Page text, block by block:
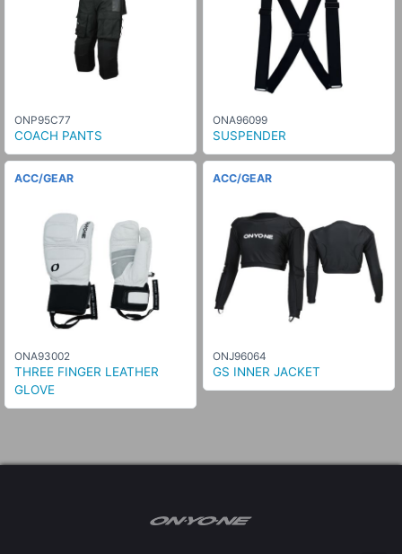
ONP95C77
COACH PANTS
ONA96099
SUSPENDER
ACC/GEAR
ONA93002
THREE FINGER LEATHER
GLOVE
ACC/GEAR
ONJ96064
GS INNER JACKET